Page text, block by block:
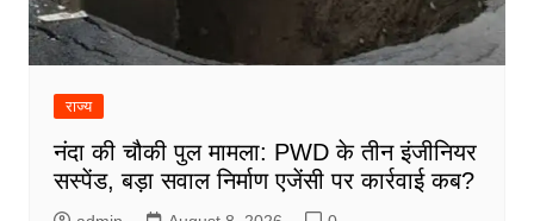
राज्य
नंदा की चौकी पुल मामला: PWD के तीन इंजीनियर
सस्पेंड, बड़ा सवाल निर्माण एजेंसी पर कार्रवाई कब?